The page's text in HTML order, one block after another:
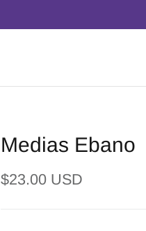
Medias Ebano
$23.00 USD